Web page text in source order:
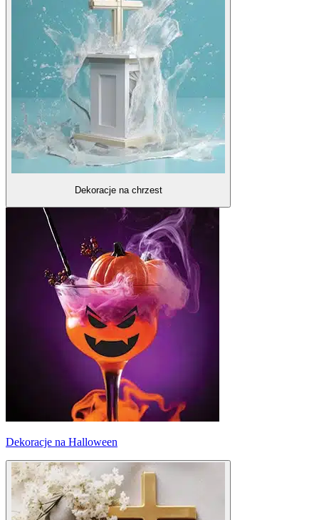
Dekoracje na chrzest
Dekoracje na Halloween